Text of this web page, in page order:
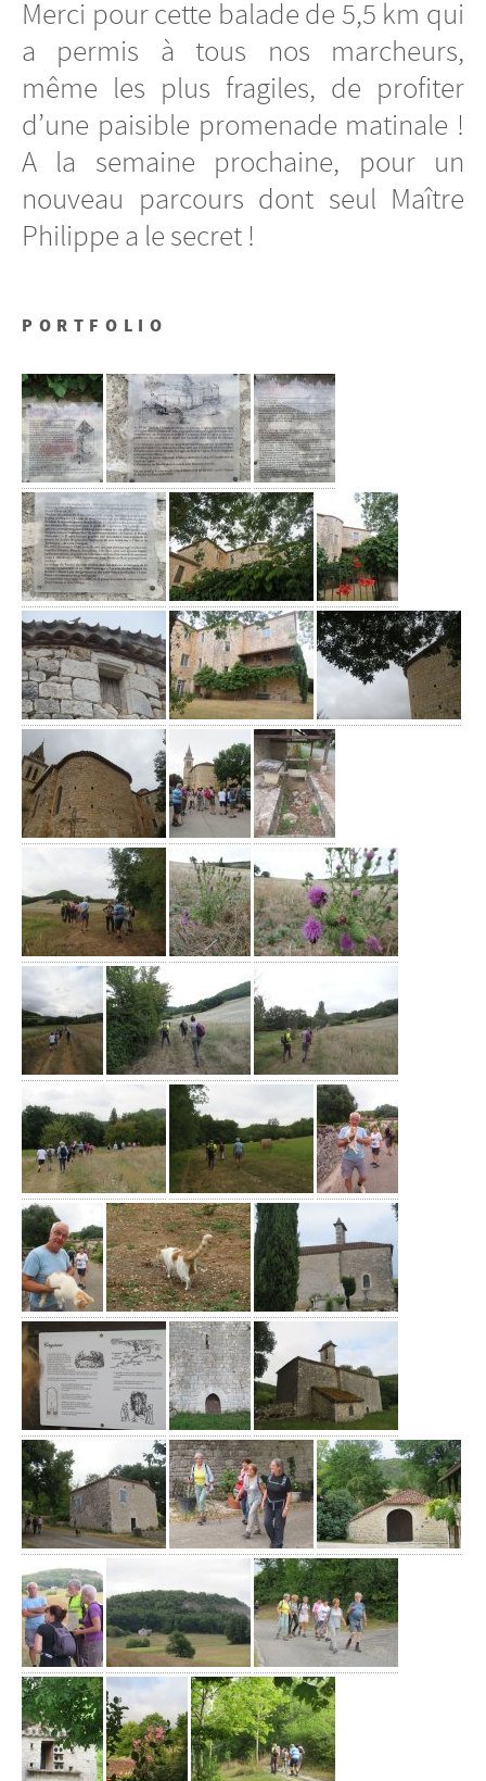
Merci pour cette balade de 5,5 km qui
a permis à tous nos marcheurs,
même les plus fragiles, de profiter
d’une paisible promenade matinale !
A la semaine prochaine, pour un
nouveau parcours dont seul Maître
Philippe a le secret !
PORTFOLIO